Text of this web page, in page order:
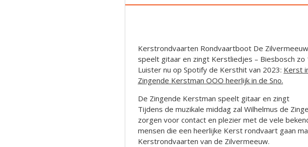
Kerstrondvaarten Rondvaartboot De
speelt gitaar en zingt Kerstliedjes – Biesbosch zo
Luister nu op Spotify de Kersthit van 2023: Kerst
Zingende Kerstman OOO heerlijk in de Sno.
De Zingende Kerstman speelt gitaar en zingt
Tijdens de muzikale middag zal Wilhelmus de
zorgen voor contact en plezier met de vele
mensen die een heerlijke Kerst rondvaart gaan
Kerstrondvaarten van de Zilvermeeuw.